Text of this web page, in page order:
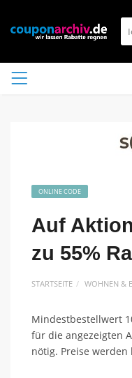
ONLINE CODE
Auf
zu 55%
STARTSEITE WOHNEN &
Mindestbestellwert
für die angezeigten
nötig. Preise